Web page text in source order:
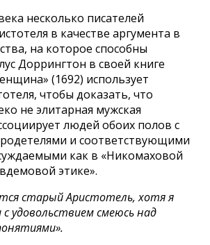
несколько писателей
в качестве аргумента в
на которое способны
Доррингтон в своей книге
(1692) использует
чтобы доказать, что
не элитарная мужская
людей обоих полов с
и соответствующими
как в «Никомаховой
этике».
старый Аристотель, хотя я
удовольствием смеюсь над